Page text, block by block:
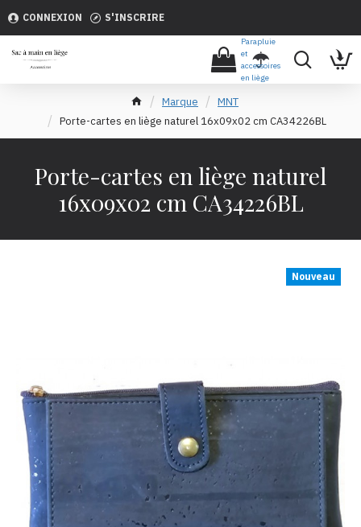
CONNEXION S'INSCRIRE
Parapluie
et
accessoires
en liège
Marque
MNT
Porte-cartes en liège naturel 16x09x02 cm CA34226BL
Porte-cartes en liège naturel
16x09x02 cm CA34226BL
Nouveau